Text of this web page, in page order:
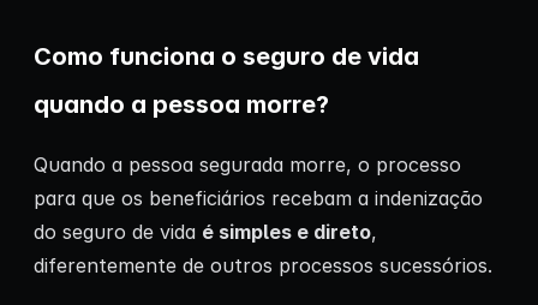
Como funciona o seguro de vida
quando a pessoa morre?
Quando a pessoa segurada morre, o processo
para que os beneficiários recebam a indenização
do seguro de vida é simples e direto,
diferentemente de outros processos sucessórios.